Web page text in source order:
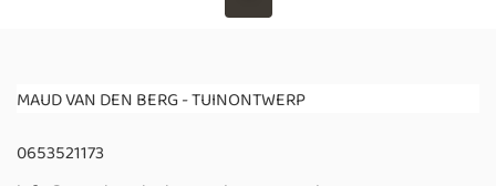
MAUD VAN DEN BERG - TUINONTWERP
0653521173